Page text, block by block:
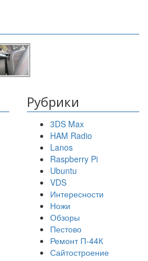
Рубрики
3DS Max
HAM Radio
Lanos
Raspberry Pi
Ubuntu
VDS
Интересности
Ножи
Обзоры
Пестово
Ремонт П-44К
Сайтостроение